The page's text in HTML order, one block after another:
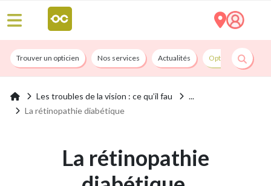
Trouver un opticien Nos services Actualités Opticians By
Les troubles de la vision : ce qu’il fau
La rétinopathie diabétique
La rétinopathie